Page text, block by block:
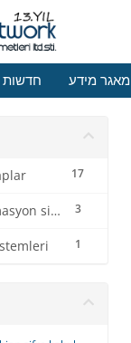
חדשות מאגר מידע
17
3
Sanal sunucu otomasyon sistemi
1